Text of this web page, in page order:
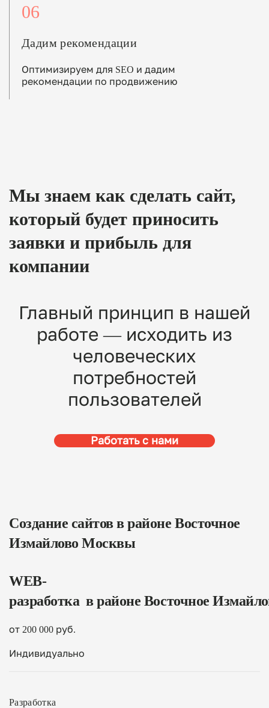
06
Дадим рекомендации
Оптимизируем для SEO и дадим
рекомендации по продвижению
Мы знаем как сделать сайт,
который будет приносить
заявки и прибыль для
компании
Главный принцип в нашей
работе — исходить из
человеческих
потребностей
пользователей
Работать с нами
Создание сайтов в районе Восточное
Измайлово Москвы
WEB-
разработкаврайоне Восточное
от 200 000 руб.
Индивидуально
Разработка